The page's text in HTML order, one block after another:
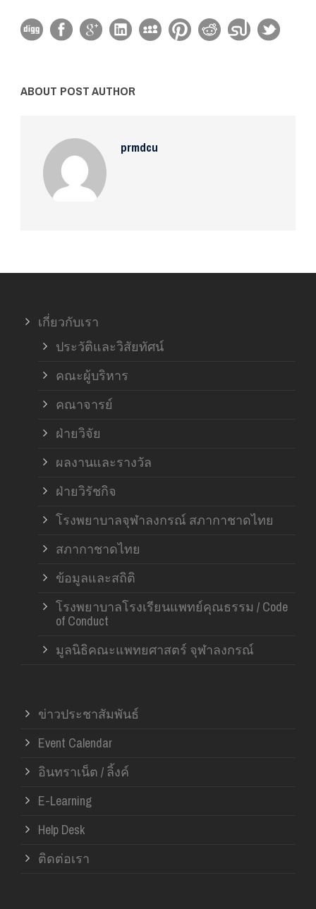
ABOUT POST AUTHOR
prmdcu
เกี่ยวกับเรา
ประวัติและวิสัยทัศน์
คณะผู้บริหาร
คณาจารย์
ฝ่ายวิจัย
ผลงานและรางวัล
ฝ่ายวิรัชกิจ
โรงพยาบาลจุฬาลงกรณ์ สภากาชาดไทย
สภากาชาดไทย
ข้อมูลและสถิติ
โรงพยาบาลโรงเรียนแพทย์คุณธรรม / Code
of Conduct
มูลนิธิคณะแพทยศาสตร์ จุฬาลงกรณ์
ข่าวประชาสัมพันธ์
Event Calendar
อินทราเน็ต / ลิ้งค์
E-Learning
Help Desk
ติดต่อเรา